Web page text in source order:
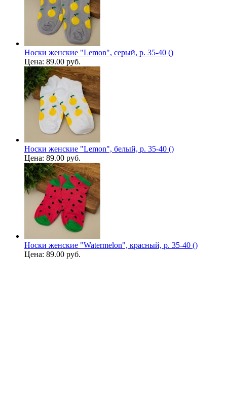
Носки женские "Lemon", серый, р. 35-40 ()
Цена: 89.00 руб.
Носки женские "Lemon", белый, р. 35-40 ()
Цена: 89.00 руб.
Носки женские "Watermelon", красный, р. 35-40 ()
Цена: 89.00 руб.